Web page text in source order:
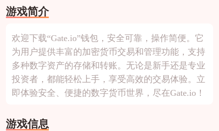
游戏简介
欢迎下载“Gate.io”钱包，安全可靠，操作简便。它
为用户提供丰富的加密货币交易和管理功能，支持
多种数字资产的存储和转账。无论是新手还是专业
投资者，都能轻松上手，享受高效的交易体验。立
即体验安全、便捷的数字货币世界，尽在Gate.io！
游戏信息